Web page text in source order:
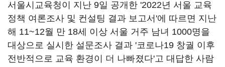
서울시교육청이 지난 9일 공개한 '2022년 서울 교육
정책 여론조사 및 컨설팅 결과 보고서'에 따르면 지난
해 11~12월 만 18세 이상 서울 거주 남녀 1000명을
대상으로 실시한 설문조사 결과 '코로나19 창궐 이후
전반적으로 교육 환경이 더 나빠졌다'고 대답한 사람